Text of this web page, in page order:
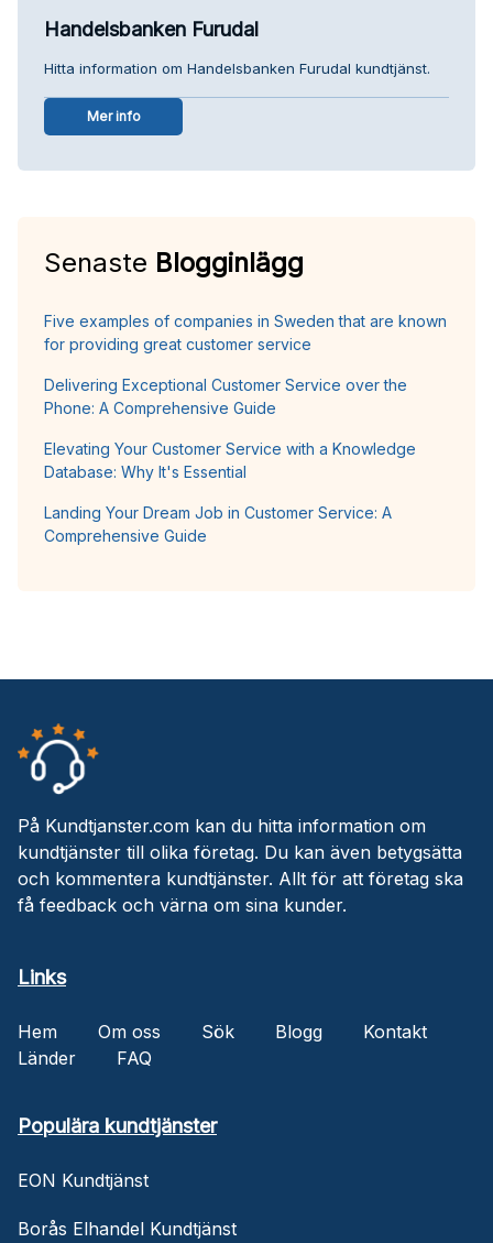
Handelsbanken Furudal
Hitta information om Handelsbanken Furudal kundtjänst.
Mer info
Senaste Blogginlägg
Five examples of companies in Sweden that are known
for providing great customer service
Delivering Exceptional Customer Service over the
Phone: A Comprehensive Guide
Elevating Your Customer Service with a Knowledge
Database: Why It's Essential
Landing Your Dream Job in Customer Service: A
Comprehensive Guide
På Kundtjanster.com kan du hitta information om
kundtjänster till olika företag. Du kan även betygsätta
och kommentera kundtjänster. Allt för att företag ska
få feedback och värna om sina kunder.
Links
Hem Om oss Sök Blogg
Kontakt
Länder
FAQ
Populära kundtjänster
EON Kundtjänst
Borås Elhandel Kundtjänst